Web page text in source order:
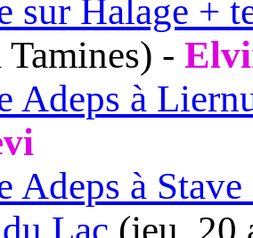
sur Halage +
Tamines) -
Adeps à
Adeps à
Lac (jeu. 20